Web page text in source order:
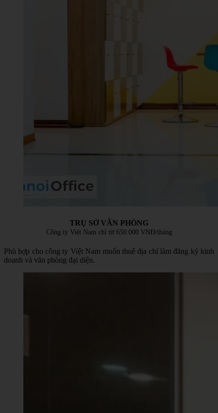
TRỤ SỞ VĂN PHÒNG
Công ty Việt Nam chỉ từ 650.000 VNĐ/tháng
Phù hợp cho công ty Việt Nam muốn thuê địa chỉ làm đăng ký kinh
doanh và văn phòng đại diện.